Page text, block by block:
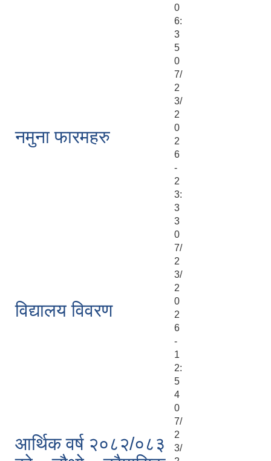
0
6:
3
5
नमुना फारमहरु
0
7/
2
3/
2
0
2
6
-
2
3:
3
3
विद्यालय विवरण
0
7/
2
3/
2
0
2
6
-
1
2:
5
4
आर्थिक वर्ष २०८२/०८३
0
7/
2
3/